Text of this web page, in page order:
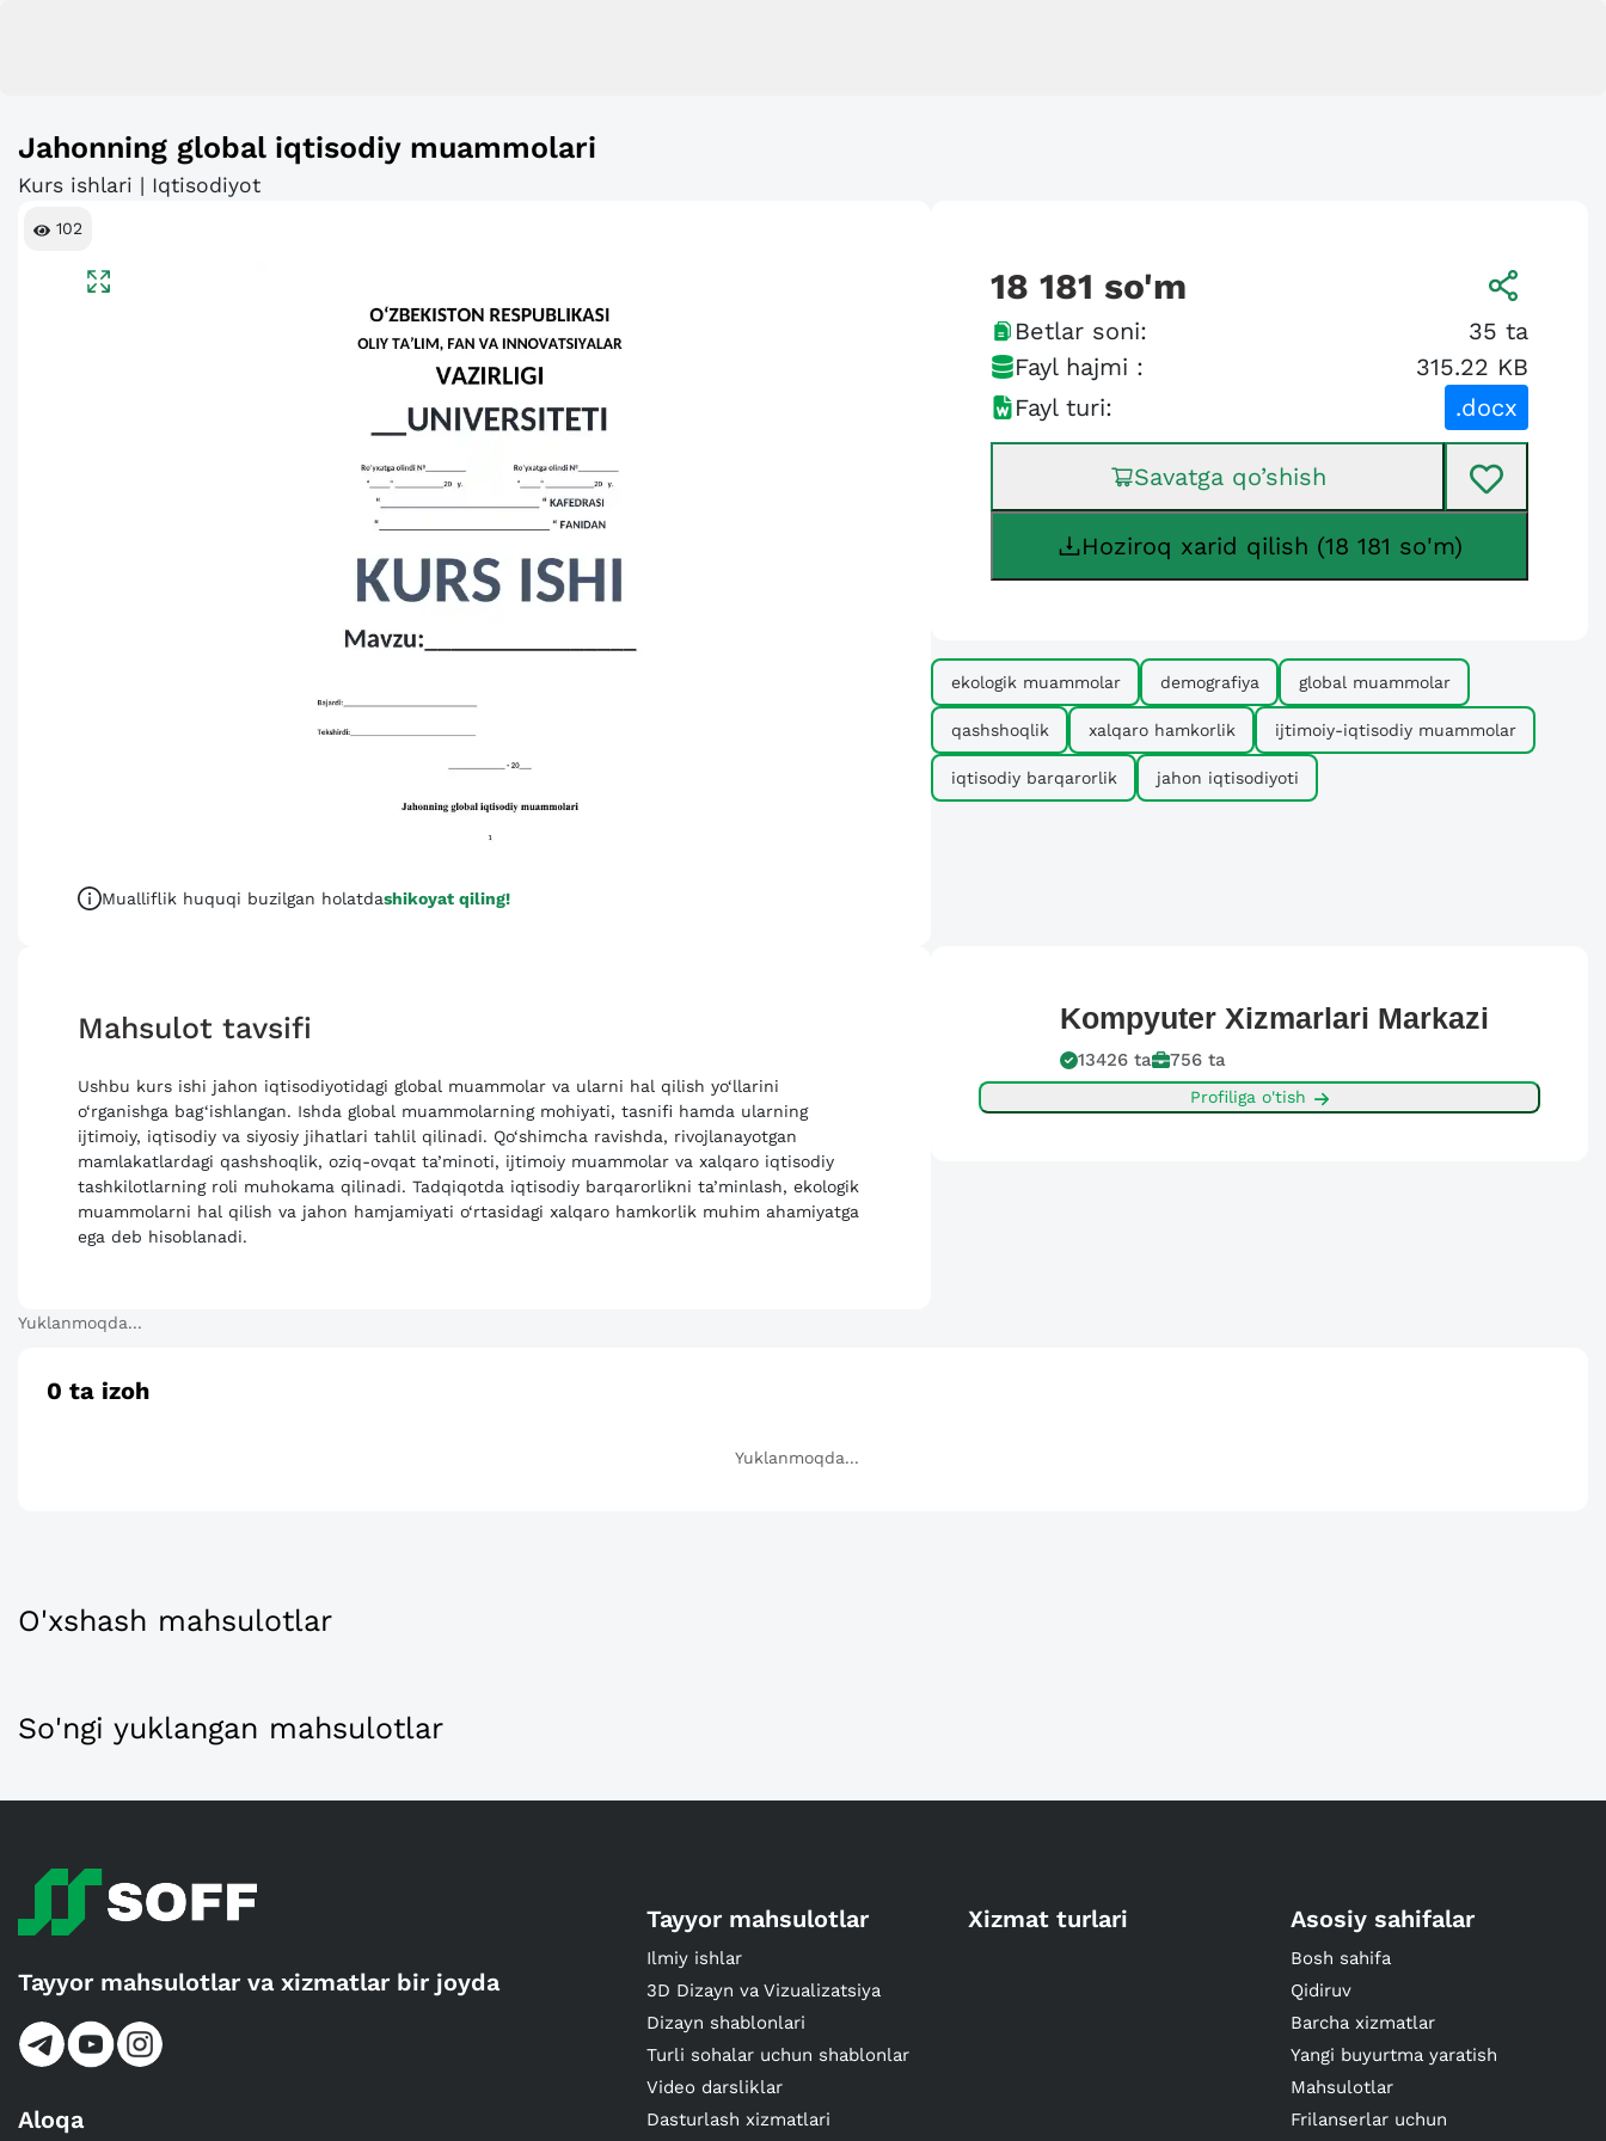
Jahonning global iqtisodiy muammolari
Kurs ishlari | Iqtisodiyot
102
Mualliflik huquqi buzilgan holatdashikoyat qiling!
18 181 so'm
Betlar soni: 35 ta
Fayl hajmi :
315.22 KB
Fayl turi:
.docx
Savatga qo’shish
Hoziroq xarid qilish (18 181 so'm)
ekologik muammolar demografiya global muammolar
qashshoqlik xalqaro hamkorlik ijtimoiy-iqtisodiy muammolar
iqtisodiy barqarorlik jahon iqtisodiyoti
Mahsulot tavsifi
Ushbu kurs ishi jahon iqtisodiyotidagi global muammolar va ularni hal qilish yo‘llarini
o‘rganishga bag‘ishlangan. Ishda global muammolarning mohiyati, tasnifi hamda ularning
ijtimoiy, iqtisodiy va siyosiy jihatlari tahlil qilinadi. Qo‘shimcha ravishda, rivojlanayotgan
mamlakatlardagi qashshoqlik, oziq-ovqat ta’minoti, ijtimoiy muammolar va xalqaro iqtisodiy
tashkilotlarning roli muhokama qilinadi. Tadqiqotda iqtisodiy barqarorlikni ta’minlash, ekologik
muammolarni hal qilish va jahon hamjamiyati o‘rtasidagi xalqaro hamkorlik muhim ahamiyatga
ega deb hisoblanadi.
Kompyuter Xizmarlari Markazi
13426 ta 756 ta
Profiliga o'tish
Yuklanmoqda...
0 ta izoh
Yuklanmoqda...
O'xshash mahsulotlar
So'ngi yuklangan mahsulotlar
Tayyor mahsulotlar va xizmatlar bir joyda
Aloqa
Tayyor mahsulotlar
Ilmiy ishlar
3D Dizayn va Vizualizatsiya
Dizayn shablonlari
Turli sohalar uchun shablonlar
Video darsliklar
Dasturlash xizmatlari
Xizmat turlari Asosiy sahifalar
Bosh sahifa
Qidiruv
Barcha xizmatlar
Yangi buyurtma yaratish
Mahsulotlar
Frilanserlar uchun